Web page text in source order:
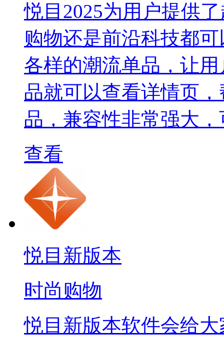
悦目2025为用户提供
购物还是前沿科技都
各样的潮流单品，让
品就可以查看详情页
品，兼容性非常强大
查看
悦目新版本
时尚购物
悦目新版本软件会给